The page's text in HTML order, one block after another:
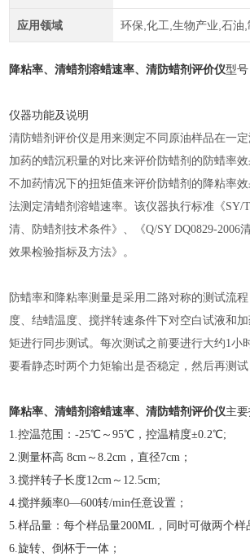
应用领域 环保,化工,生物产业,石油
降粘率、清蜡剂溶蜡速率、清防蜡剂评价仪型
仪器功能及说明
清防蜡剂评价仪是用来测定不同原油样品在一
加药的蜡沉积量的对比来评价防蜡剂的防蜡率
不加药情况下的扭矩值来评价防蜡剂的降粘率
法测定清蜡剂溶蜡速率。该仪器执行标准《SY/
清、防蜡剂技术条件》、《Q/SY DQ0829-2006
效果检验指标及方法》。
防蜡率和降粘率测量是采用二路对称的测试流
度、结蜡温度、搅拌转速条件下对空白试液和
矩进行同步测试。每次测试之前要进行大约1小
要看静态时两个力矩输出是否稳定，然后再测试
降粘率、清蜡剂溶蜡速率、清防蜡剂评价仪主
1.控温范围：-25℃～95℃，控温精度±0.2℃;
2.测量杯高 8cm～8.2cm，直径7cm；
3.搅拌转子长度12cm～12.5cm;
4.搅拌频率0—600转/min任意设置；
5.样品量：每个样品量200ML，同时可做两个样
6.旋转、倒杯于一体；